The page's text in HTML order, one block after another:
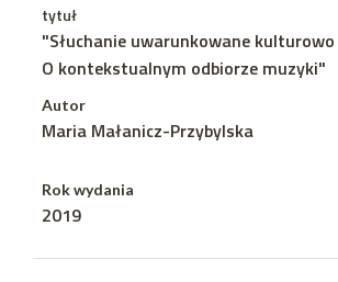
tytuł
"Słuchanie uwarunkowane kulturowo
O kontekstualnym odbiorze muzyki"
Autor
Maria Małanicz-Przybylska
Rok wydania
2019